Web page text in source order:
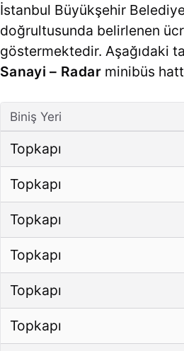
İstanbul Büyükşehir
doğrultusunda belirlenen
göstermektedir. Aşağıdaki
Sanayi – Radarminibüs
Biniş Yeri
Topkapı
Topkapı
Topkapı
Topkapı
Topkapı
Topkapı